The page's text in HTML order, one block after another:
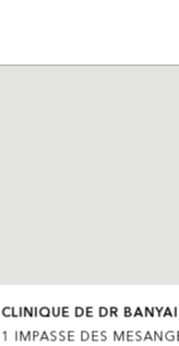
CLINIQUE DE DR
1 IMPASSE DES